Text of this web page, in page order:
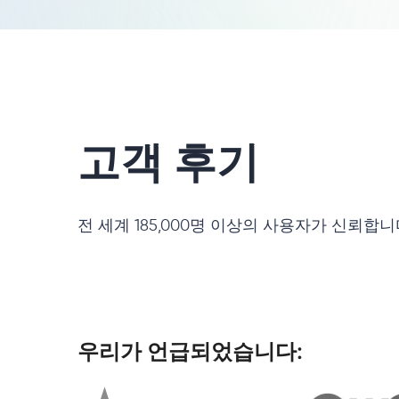
고객 후기
전 세계 185,000명 이상의 사용자가 신뢰합니
우리가 언급되었습니다: